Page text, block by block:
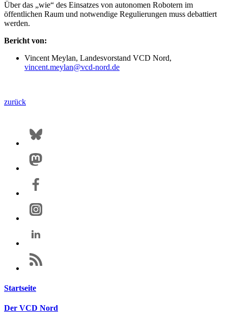
Über das „wie“ des Einsatzes von autonomen Robotern im
öffentlichen Raum und notwendige Regulierungen muss debattiert
werden.
Bericht von:
Vincent Meylan, Landesvorstand VCD Nord,
vincent.meylan@vcd-nord.de
zurück
Startseite
Der VCD Nord